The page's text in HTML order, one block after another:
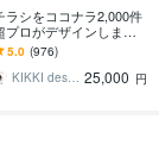
ラシをココナラ2,000件
プロがデザインします
しいレイアウト、目を
くビジュアルのフライ
ー・チラシ
5.0 (976)
KIKKI design 25,000 円